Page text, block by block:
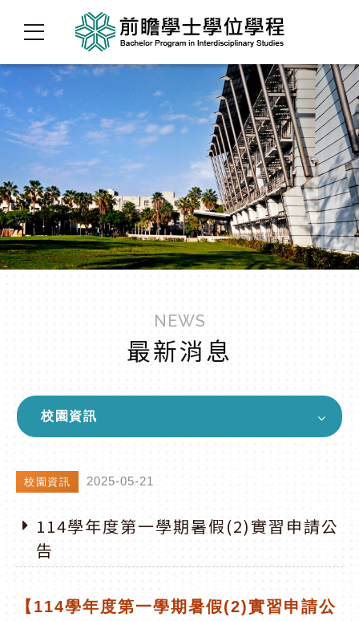
NEWS
最新消息
校園資訊
校園資訊 2025-05-21
114學年度第一學期暑假(2)實習申請公
告
【114學年度第一學期暑假(2)實習申請公